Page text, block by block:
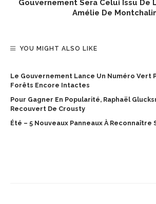
Gouvernement Sera Celui Issu De
Amélie De
YOU MIGHT ALSO LIKE
Le Gouvernement Lance Un Numéro Vert
Forêts Encore Intactes
Pour Gagner En Popularité, Raphaël
Recouvert De Crousty
Été – 5 Nouveaux Panneaux À Reconnaître